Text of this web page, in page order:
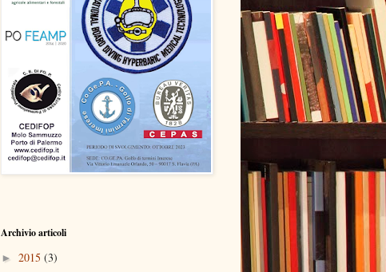
Archivio articoli
► 2015 (3)